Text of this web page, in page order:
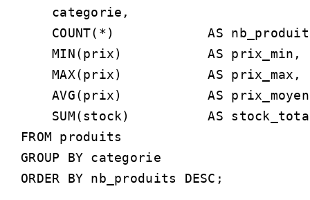
    categorie,
COUNT(*)            AS
    MIN(prix)           AS prix_min,
    MAX(prix)           AS prix_max,
AVG(prix)           AS
SUM(stock)          AS
FROM produits
GROUP BY categorie
ORDER BY nb_produits DESC;